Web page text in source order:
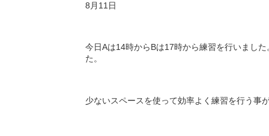
8 月 11 日
今日Aは14時からBは17時から練習を行いまし
た。
少ないスペースを使って効率よく練習を行う事